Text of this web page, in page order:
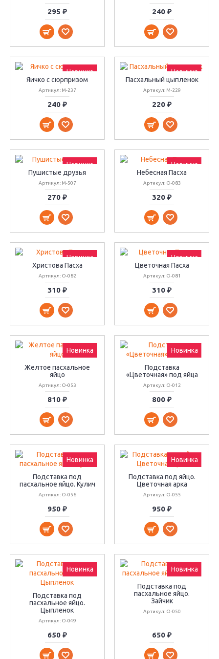
295 ₽ 240 ₽
Новинка
Яичко с сюрпризом
Артикул: М-237
240 ₽
Новинка
Пасхальный цыпленок
Артикул: М-229
220 ₽
Новинка
Пушистые друзья
Артикул: М-507
270 ₽
Новинка
Небесная Пасха
Артикул: О-083
320 ₽
Новинка
Христова Пасха
Артикул: О-082
310 ₽
Новинка
Цветочная Пасха
Артикул: О-081
310 ₽
Новинка
Желтое пасхальное
яйцо
Артикул: О-053
810 ₽
Новинка
Подставка
«Цветочная» под яйца
Артикул: О-012
800 ₽
Новинка
Подставка под
пасхальное яйцо. Кулич
Артикул: О-056
950 ₽
Новинка
Подставка под яйцо.
Цветочная арка
Артикул: О-055
950 ₽
Новинка
Подставка под
пасхальное яйцо.
Цыпленок
Артикул: О-049
650 ₽
Новинка
Подставка под
пасхальное яйцо.
Зайчик
Артикул: О-050
650 ₽